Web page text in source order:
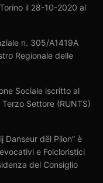
il 28-10-2020 al
n. 305/A1419A
Regionale delle
Sociale iscritto al
Settore (RUNTS)
Danseur dël Pilon” è
e Folcloristici
del Consiglio